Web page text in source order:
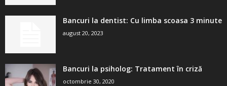
Bancuri la dentist: Cu limba scoasa 3 minute
august 20, 2023
Bancuri la psiholog: Tratament în criză
octombrie 30, 2020